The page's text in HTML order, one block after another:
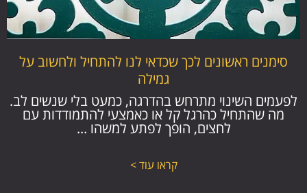
סימנים ראשונים לכך שכדאי לנו להתחיל ולחשוב על
גמילה
לפעמים השינוי מתרחש בהדרגה, כמעט בלי שנשים לב.
מה שהתחיל כהרגל קל או כאמצעי להתמודדות עם
לחצים, הופך לפתע למשהו ...
קראו עוד >